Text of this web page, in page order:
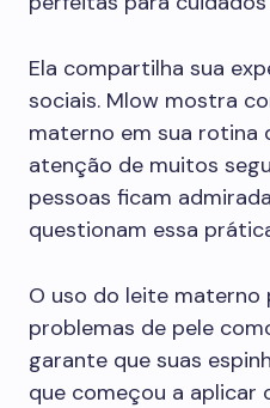
Ela compartilha sua
sociais. Mlow mostra
materno em sua rotina
atenção de muitos
pessoas ficam
questionam essa
O uso do leite materno
problemas de pele
garante que suas
que começou a aplicar